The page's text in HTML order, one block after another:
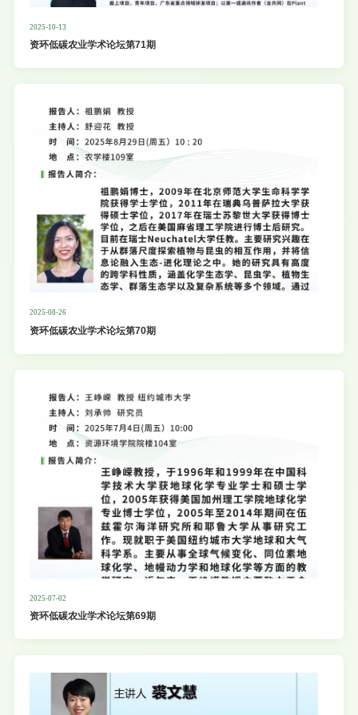
2025-10-13
资环低碳农业学术论坛第71期
2025-08-26
资环低碳农业学术论坛第70期
2025-07-02
资环低碳农业学术论坛第69期